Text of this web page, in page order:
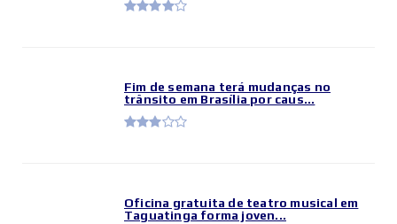
Fim de semana terá mudanças no
trânsito em Brasília por caus...
Oficina gratuita de teatro musical em
Taguatinga forma joven...